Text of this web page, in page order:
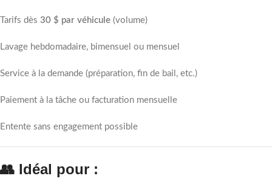
Tarifs dès 30 $ par véhicule (volume)
Lavage hebdomadaire, bimensuel ou mensuel
Service à la demande (préparation, fin de bail, etc.)
Paiement à la tâche ou facturation mensuelle
Entente sans engagement possible
👥 Idéal pour :